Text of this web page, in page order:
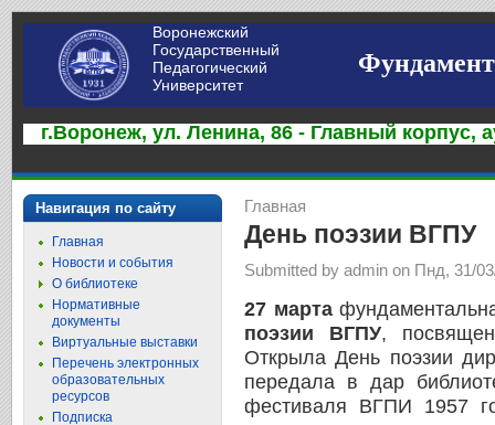
Воронежский
Государственный
Педагогический
Университет
г.Воронеж, ул. Ленина, 86 - Главный корпус,
Главная
День поэзии ВГПУ
Submitted by admin on Пнд, 31/
27 марта
поэзии ВГПУ,
Открыла День поэзии
передала в дар
фестиваля ВГПИ 1957
Навигация по сайту
Главная
Новости и события
О библиотеке
Нормативные
документы
Виртуальные выставки
Перечень электронных
образовательных
ресурсов
Подписка